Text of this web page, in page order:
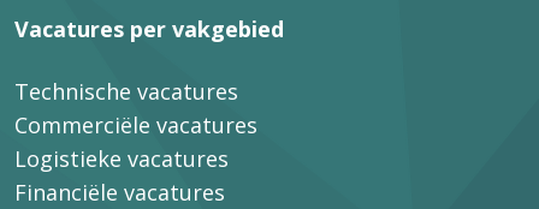
Vacatures per vakgebied
Technische vacatures
Commerciële vacatures
Logistieke vacatures
Financiële vacatures